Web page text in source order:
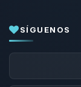
SÍGUENOS